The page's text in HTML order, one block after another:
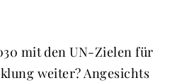
mit den UN-Zielen für
weiter? Angesichts